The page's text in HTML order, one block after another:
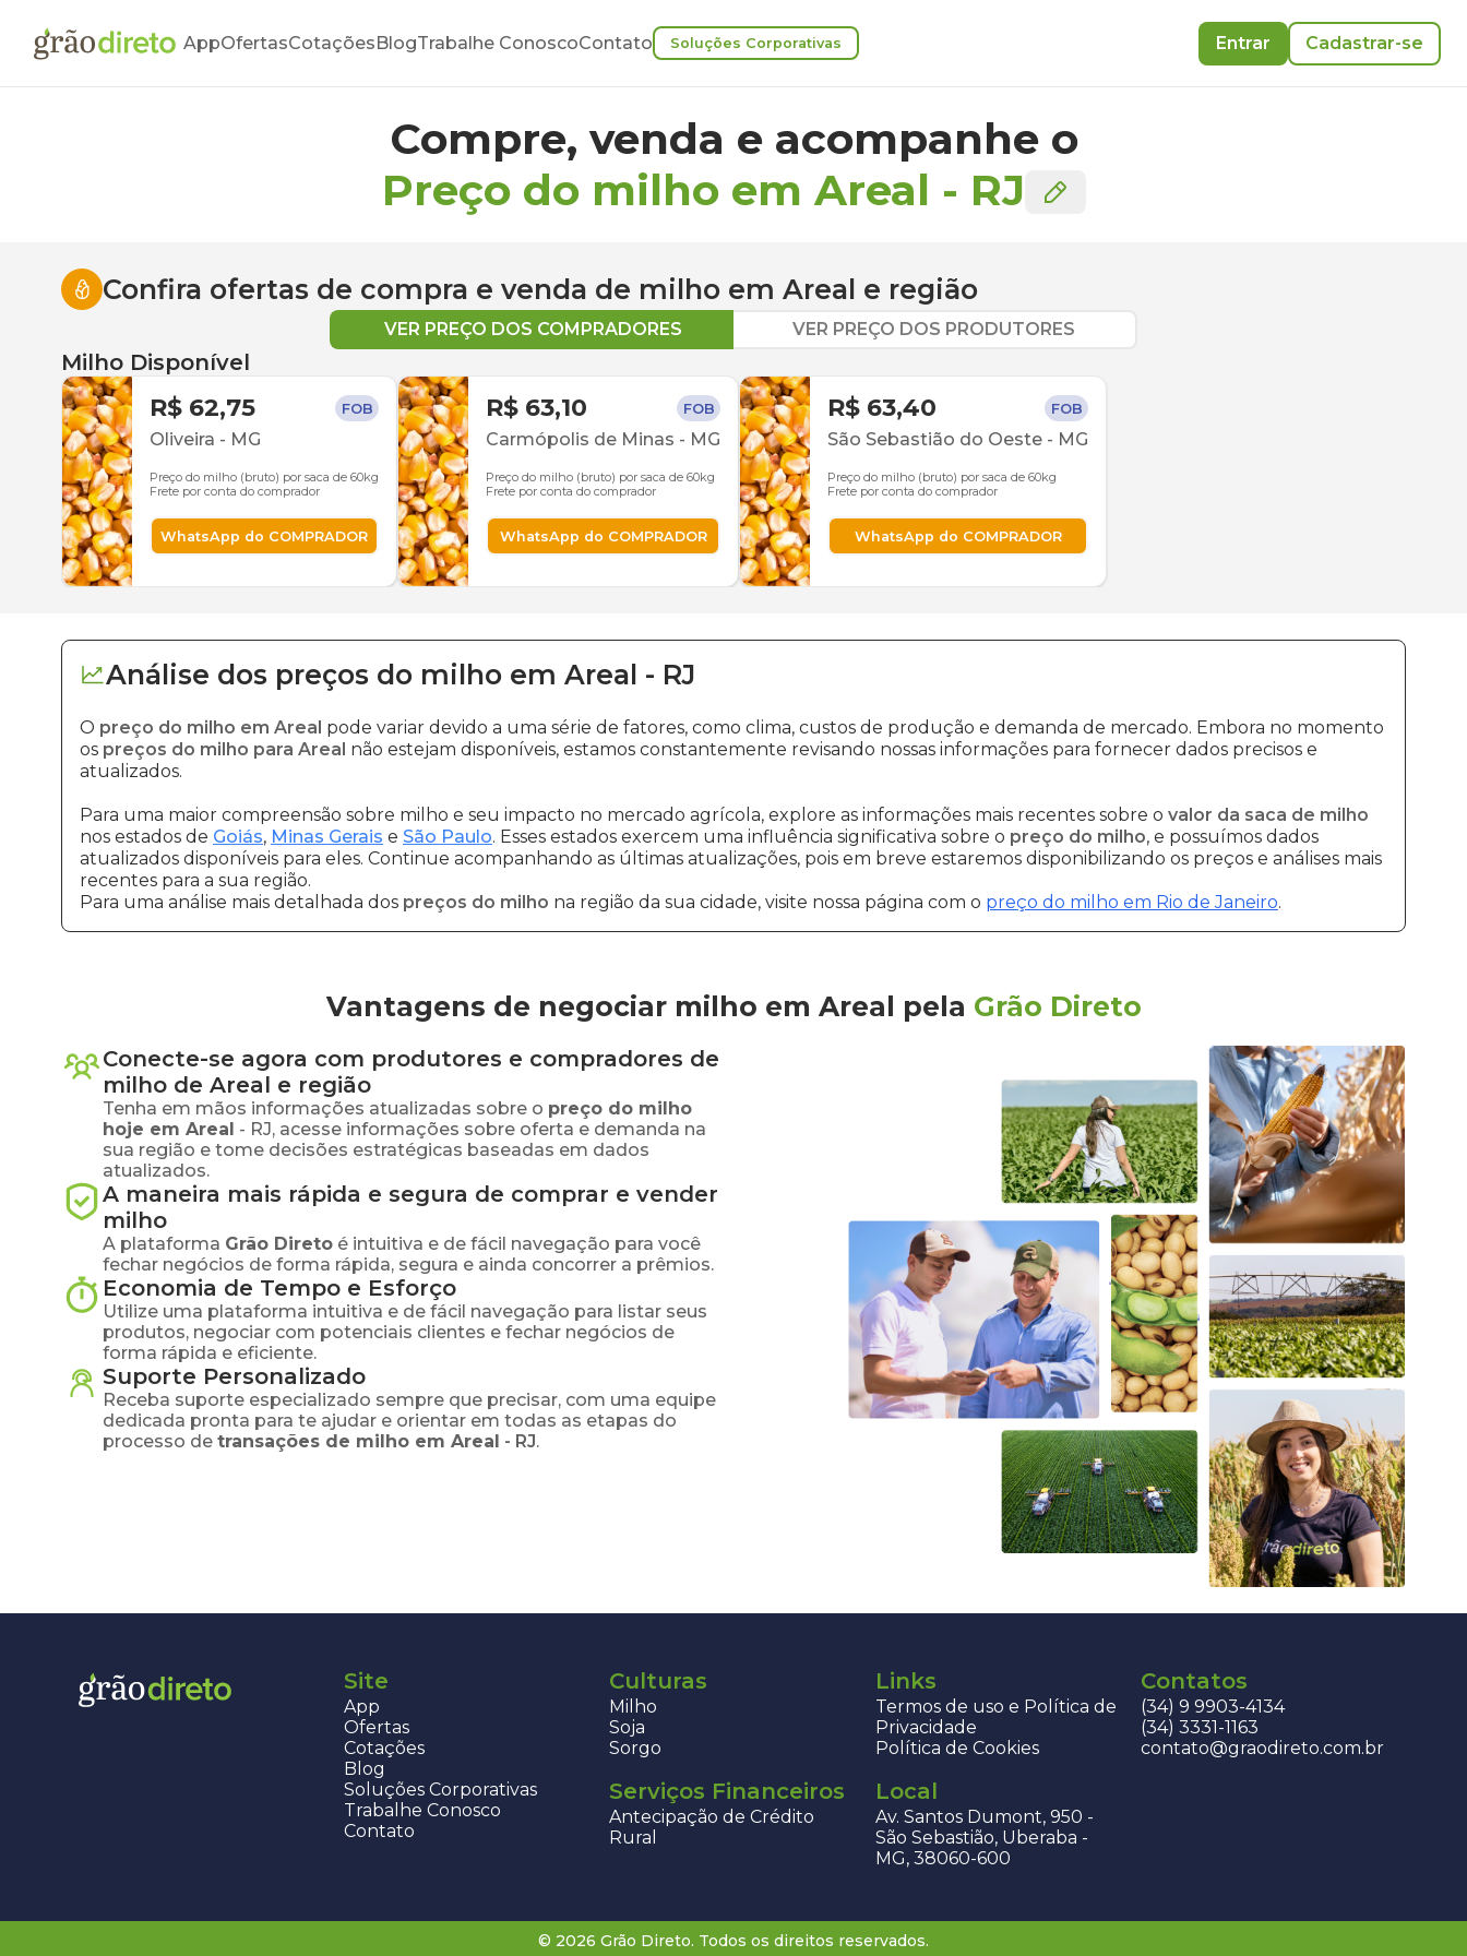
AppOfertasCotaçõesBlogTrabalhe ConoscoContato Soluções Corporativas Entrar Cadastrar-se
Compre, venda e acompanhe o
Preço do milho em Areal - RJ
Confira ofertas de compra e venda de milho em Areal e região
VER PREÇO DOS COMPRADORES VER PREÇO DOS PRODUTORES
Milho Disponível
R$ 62,75 FOB
Oliveira - MG
Preço do milho (bruto) por saca de 60kg
Frete por conta do comprador
WhatsApp do COMPRADOR
R$ 63,10 FOB
Carmópolis de Minas - MG
Preço do milho (bruto) por saca de 60kg
Frete por conta do comprador
WhatsApp do COMPRADOR
R$ 63,40 FOB
São Sebastião do Oeste - MG
Preço do milho (bruto) por saca de 60kg
Frete por conta do comprador
WhatsApp do COMPRADOR
Análise dos preços do milho em Areal - RJ
O preço do milho em Areal pode variar devido a uma série de fatores, como clima, custos de produção e demanda de mercado. Embora no momento
os preços do milho para Areal não estejam disponíveis, estamos constantemente revisando nossas informações para fornecer dados precisos e
atualizados.
Para uma maior compreensão sobre milho e seu impacto no mercado agrícola, explore as informações mais recentes sobre o valor da saca de milho
nos estados de Goiás, Minas Gerais e São Paulo. Esses estados exercem uma influência significativa sobre o preço do milho, e possuímos dados
atualizados disponíveis para eles. Continue acompanhando as últimas atualizações, pois em breve estaremos disponibilizando os preços e análises mais
recentes para a sua região.
Para uma análise mais detalhada dos preços do milho na região da sua cidade, visite nossa página com o preço do milho em Rio de Janeiro.
Vantagens de negociar milho em Areal pela Grão Direto
Conecte-se agora com produtores e compradores de
milho de Areal e região
Tenha em mãos informações atualizadas sobre o preço do milho
hoje em Areal - RJ, acesse informações sobre oferta e demanda na
sua região e tome decisões estratégicas baseadas em dados
atualizados.
A maneira mais rápida e segura de comprar e vender
milho
A plataforma Grão Direto é intuitiva e de fácil navegação para você
fechar negócios de forma rápida, segura e ainda concorrer a prêmios.
Economia de Tempo e Esforço
Utilize uma plataforma intuitiva e de fácil navegação para listar seus
produtos, negociar com potenciais clientes e fechar negócios de
forma rápida e eficiente.
Suporte Personalizado
Receba suporte especializado sempre que precisar, com uma equipe
dedicada pronta para te ajudar e orientar em todas as etapas do
processo de transações de milho em Areal - RJ.
Site
App
Ofertas
Cotações
Blog
Soluções Corporativas
Trabalhe Conosco
Contato
Culturas
Milho
Soja
Sorgo
Links
Termos de uso e Política de
Privacidade
Política de Cookies
Contatos
(34) 9 9903-4134
(34) 3331-1163
contato@graodireto.com.br
Serviços Financeiros
Antecipação de Crédito
Rural
Local
Av. Santos Dumont, 950 -
São Sebastião, Uberaba -
MG, 38060-600
© 2026 Grão Direto. Todos os direitos reservados.